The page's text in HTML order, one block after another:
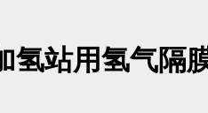
氢站用氢气隔